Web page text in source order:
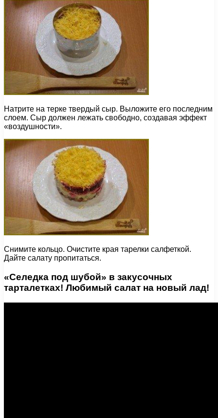
Натрите на терке твердый сыр. Выложите его последним
слоем. Сыр должен лежать свободно, создавая эффект
«воздушности».
Снимите кольцо. Очистите края тарелки салфеткой.
Дайте салату пропитаться.
«Селедка под шубой» в закусочных
тарталетках! Любимый салат на новый лад!